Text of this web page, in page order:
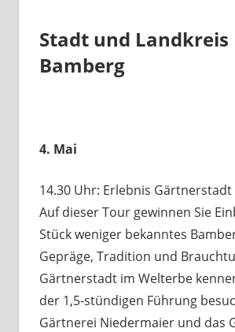
Stadt und Landkreis
Bamberg
4. Mai
14.30 Uhr: Erlebnis Gärtnerstadt
Auf dieser Tour gewinnen Sie
Stück weniger bekanntes
Gepräge, Tradition und
Gärtnerstadt im Welterbe
der 1,5-stündigen Führung
Gärtnerei Niedermaier und das